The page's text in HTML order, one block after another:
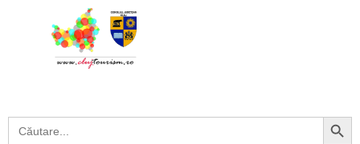
Search
for:
Search Button